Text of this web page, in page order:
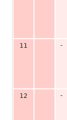
11
-
12
-